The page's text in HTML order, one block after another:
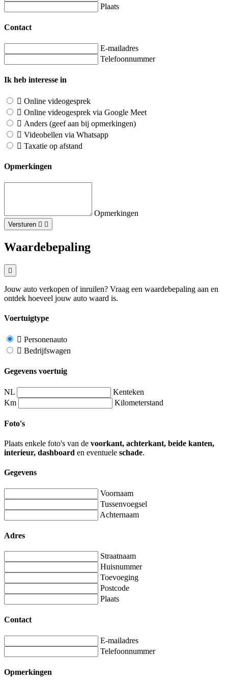
Plaats
Contact
E-mailadres
Telefoonnummer
Ik heb interesse in
Online videogesprek
Online videogesprek via Google Meet
Anders (geef aan bij opmerkingen)
Videobellen via Whatsapp
Taxatie op afstand
Opmerkingen
Opmerkingen
Versturen
Waardebepaling
Jouw auto verkopen of inruilen? Vraag een waardebepaling aan en
ontdek hoeveel jouw auto waard is.
Voertuigtype
Personenauto
Bedrijfswagen
Gegevens voertuig
NL
Kenteken
Km
Kilometerstand
Foto's
Plaats enkele foto's van de voorkant, achterkant, beide kanten,
interieur, dashboard en eventuele schade.
Gegevens
Voornaam
Tussenvoegsel
Achternaam
Adres
Straatnaam
Huisnummer
Toevoeging
Postcode
Plaats
Contact
E-mailadres
Telefoonnummer
Opmerkingen